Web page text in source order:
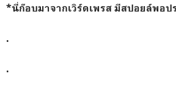
*นี่ก๊อบมาจากเวิร์ดเพรส มีสปอยล์พอ
.
.